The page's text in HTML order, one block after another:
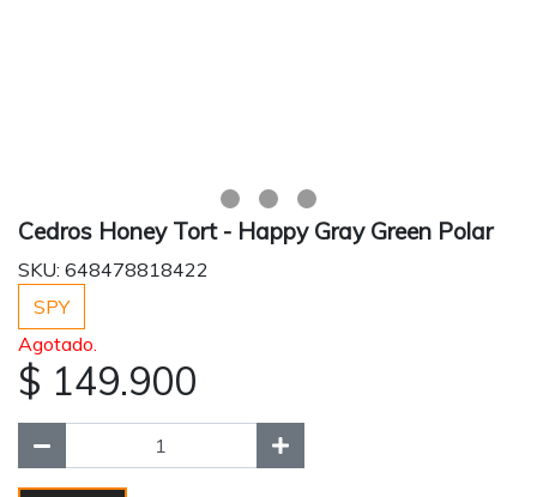
Cedros Honey Tort - Happy Gray Green Polar
SKU: 648478818422
SPY
Agotado.
$ 149.900